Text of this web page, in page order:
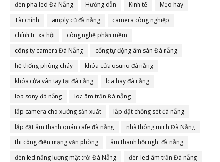
đèn pha led Đà Nẵng
Hướng dẫn Kinh tế
Mẹo hay
Tài chính
amply cũ đà nẵng
camera công nghiệp
chính trị xã hội
công nghệ phần mềm
công ty camera Đà Nẵng
cổng tự động âm sàn Đà nẵng
hệ thống phòng cháy
khóa cửa osuno đà nẵng
khóa cửa vân tay tại đà nẵng
loa hay đà nẵng
loa sony đà nẵng
loa âm trần Đà nẵng
lắp camera cho xưởng sản xuất
lắp đặt chống sét đà nẵng
lắp đặt âm thanh quán cafe đà nẵng
nhà thông minh Đà Nẵng
thi công điện mạng văn phòng
âm thanh hội nghị đà nẵng
đèn led năng lượng mặt trời Đà Nẵng
đèn led âm trần Đà nẵng